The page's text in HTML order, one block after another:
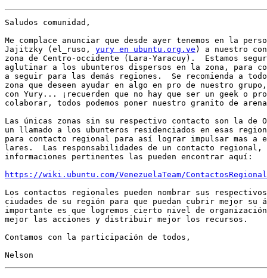
Saludos comunidad,
Me complace anunciar que desde ayer tenemos en la
Jajitzky (el_ruso, yury en ubuntu.org.ve ) a nuestro
zona de Centro-occidente (Lara-Yaracuy).  Estamos
aglutinar a los ubunteros dispersos en la zona, para
a seguir para las demás regiones.  Se recomienda a
zona que deseen ayudar en algo en pro de nuestro
con Yury... ¡recuerden que no hay que ser un geek o
colaborar, todos podemos poner nuestro granito de
Las únicas zonas sin su respectivo contacto son la de
un llamado a los ubunteros residenciados en esas
para contacto regional para así lograr impulsar mas a
lares.  Las responsabilidades de un contacto regional,
informaciones pertinentes las pueden encontrar aquí:
https://wiki.ubuntu.com/VenezuelaTeam/
Los contactos regionales pueden nombrar sus
ciudades de su región para que puedan cubrir mejor su
importante es que logremos cierto nivel de
mejor las acciones y distribuir mejor los recursos.
Contamos con la participación de todos,